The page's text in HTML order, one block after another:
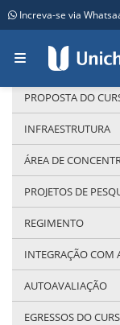
Increva-se via
REQUERIMENTOS À
PROPOSTA DO
INFRAESTRUTURA
ÁREA DE
PROJETOS DE
REGIMENTO
INTEGRAÇÃO COM
AUTOAVALIAÇÃO
EGRESSOS DO